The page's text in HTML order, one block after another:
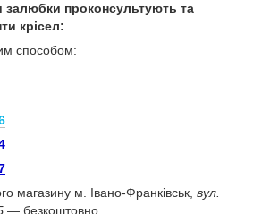
залюбки проконсультують та
крісел:
способом:
магазину м. Івано-Франківськ, вул.
— безкоштовно